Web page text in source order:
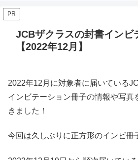
PR
JCBザクラスの封書インビ
【2022年12月】
2022年12月に対象者に届いている
インビテーション冊子の情報や写真
きました！
今回は久しぶりに正方形のインビ冊